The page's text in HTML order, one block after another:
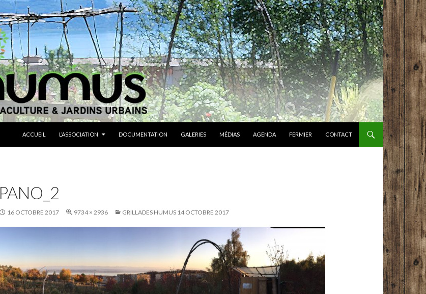
ACCUEIL
L’ASSOCIATION DOCUMENTATION GALERIES MÉDIAS AGENDA FERMIER CONTACT
PANO_2
16 OCTOBRE 2017 9734 × 2936 GRILLADES HUMUS 14 OCTOBRE 2017